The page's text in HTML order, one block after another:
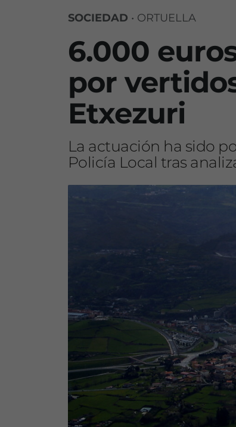
SOCIEDAD • ORTUELLA
6.000
por
Etxezuri
La actuación ha sido
Policía Local tras